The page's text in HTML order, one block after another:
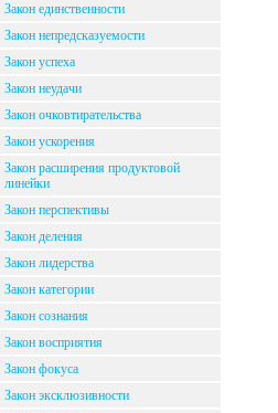
Закон единственности
Закон непредсказуемости
Закон успеха
Закон неудачи
Закон очковтирательства
Закон ускорения
Закон расширения продуктовой
линейки
Закон перспективы
Закон деления
Закон лидерства
Закон категории
Закон сознания
Закон восприятия
Закон фокуса
Закон эксклюзивности